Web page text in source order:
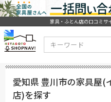
家具・ふとん店の口コミ
愛知県 豊川市の家具屋(
店)を探す